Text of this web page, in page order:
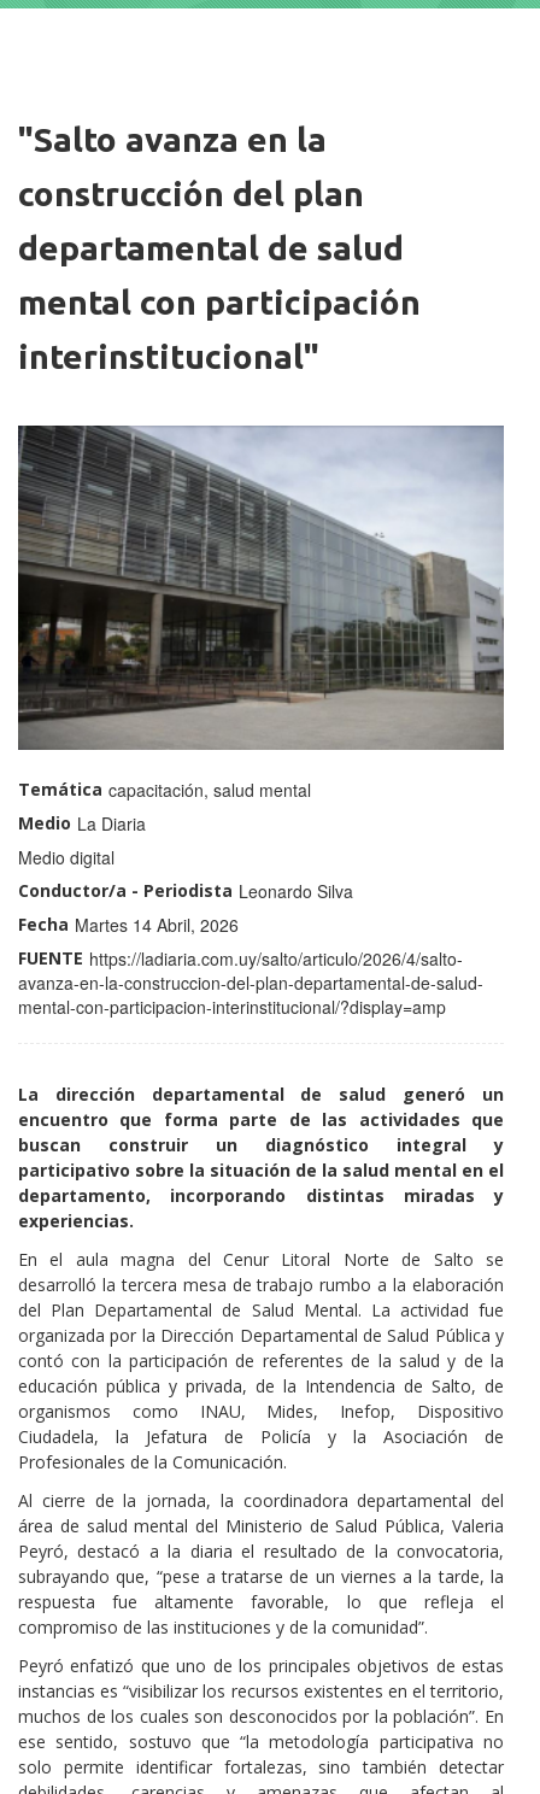
"Salto avanza en la
construcción del plan
departamental de salud
mental con participación
interinstitucional"
Temática capacitación, salud mental
Medio La Diaria
Medio
Medio digital
Conductor/a - Periodista Leonardo Silva
Fecha Martes 14 Abril, 2026
FUENTE https://ladiaria.com.uy/salto/articulo/2026/4/salto-
avanza-en-la-construccion-del-plan-departamental-de-salud-
mental-con-participacion-interinstitucional/?display=amp
La dirección departamental de salud generó un
encuentro que forma parte de las actividades que
buscan construir un diagnóstico integral y
participativo sobre la situación de la salud mental en el
departamento, incorporando distintas miradas y
experiencias.
En el aula magna del Cenur Litoral Norte de Salto se
desarrolló la tercera mesa de trabajo rumbo a la elaboración
del Plan Departamental de Salud Mental. La actividad fue
organizada por la Dirección Departamental de Salud Pública y
contó con la participación de referentes de la salud y de la
educación pública y privada, de la Intendencia de Salto, de
organismos como INAU, Mides, Inefop, Dispositivo
Ciudadela, la Jefatura de Policía y la Asociación de
Profesionales de la Comunicación.
Al cierre de la jornada, la coordinadora departamental del
área de salud mental del Ministerio de Salud Pública, Valeria
Peyró, destacó a la diaria el resultado de la convocatoria,
subrayando que, “pese a tratarse de un viernes a la tarde, la
respuesta fue altamente favorable, lo que refleja el
compromiso de las instituciones y de la comunidad”.
Peyró enfatizó que uno de los principales objetivos de estas
instancias es “visibilizar los recursos existentes en el territorio,
muchos de los cuales son desconocidos por la población”. En
ese sentido, sostuvo que “la metodología participativa no
solo permite identificar fortalezas, sino también detectar